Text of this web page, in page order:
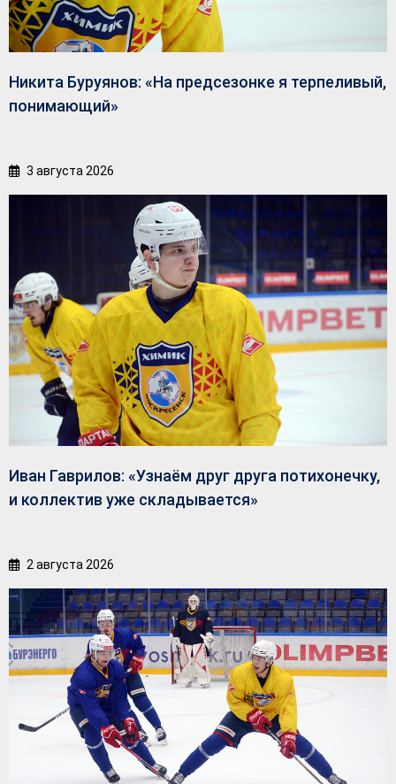
Никита Буруянов: «На предсезонке я терпеливый,
понимающий»
3 августа 2026
Иван Гаврилов: «Узнаём друг друга потихонечку,
и коллектив уже складывается»
2 августа 2026